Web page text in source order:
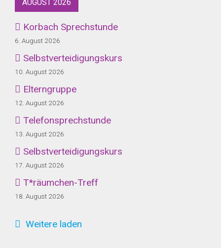
AUGUST 2026
Korbach Sprechstunde
6. August 2026
Selbstverteidigungskurs
10. August 2026
Elterngruppe
12. August 2026
Telefonsprechstunde
13. August 2026
Selbstverteidigungskurs
17. August 2026
T*räumchen-Treff
18. August 2026
Weitere laden